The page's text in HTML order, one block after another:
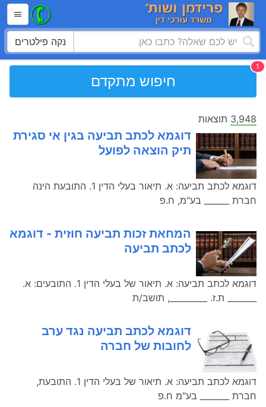
נקה פילטרים
חיפוש מתקדם
3,948 תוצאות
דוגמא לכתב תביעה בגין אי סגירת
תיק הוצאה לפועל
דוגמא לכתב תביעה: א. תיאור בעלי הדין 1. התובעת הינה
חברת ______ בע"מ, ח.פ
המחאת זכות תביעה חוזית - דוגמא
לכתב תביעה
דוגמא לכתב תביעה: א. תיאור של בעלי הדין 1. התובעים: א.
_______ ת.ז. _________, תושב/ת
דוגמא לכתב תביעה נגד ערב
לחובות של חברה
דוגמא לכתב תביעה: א. תיאור של בעלי הדין 1. התובעת,
חברת _______ בע"מ ח.פ